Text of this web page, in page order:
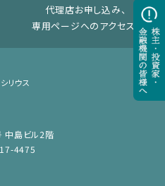
代理店お申し込み、
専用ページへのアクセス。
リウス
中島ビル2階
4475